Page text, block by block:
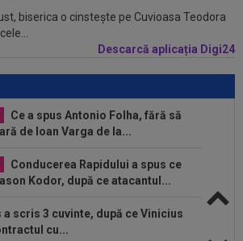
biserica o cinstește pe Cuvioasa Teodora
Descarcă aplicația Digi24
dubii: cei doi jucători de care
a ”câștiga...
Ce a spus Antonio Folha, fără să
de Ioan Varga de la...
Conducerea Rapidului a spus ce
Kodor, după ce atacantul...
a scris 3 cuvinte, după ce Vinicius
cu...